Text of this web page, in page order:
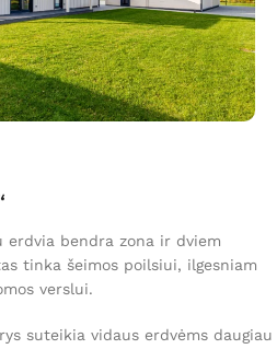
erdvia bendra zona ir dviem
tinka šeimos poilsiui, ilgesniam
verslui.
suteikia vidaus erdvėms daugiau